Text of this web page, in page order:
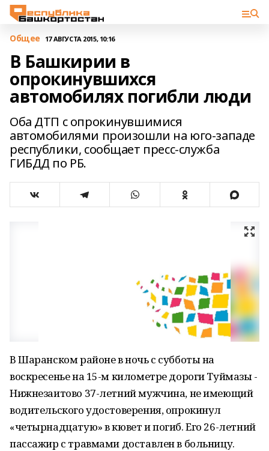
Общее 17 АВГУСТА 2015, 10:16
В Башкирии в
опрокинувшихся
автомобилях погибли люди
Оба ДТП с опрокинувшимися
автомобилями произошли на юго-западе
республики, сообщает пресс-служба
ГИБДД по РБ.
В Шаранском районе в ночь с субботы на
воскресенье на 15-м километре дороги Туймазы -
Нижнезаитово 37-летний мужчина, не имеющий
водительского удостоверения, опрокинул
«четырнадцатую» в кювет и погиб. Его 26-летний
пассажир с травмами доставлен в больницу.